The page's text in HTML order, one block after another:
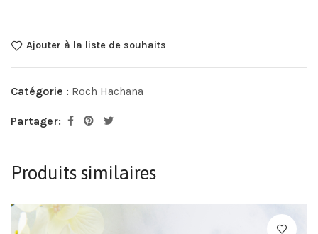
Ajouter à la liste de souhaits
Catégorie : Roch Hachana
Partager:
Produits similaires